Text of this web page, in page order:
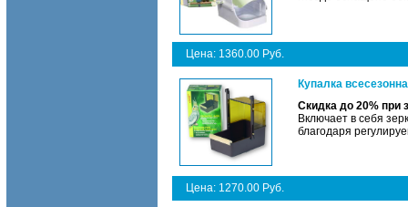
Цена: 1360.00 Руб.
Купалка
Скидка до 20% при
Включает в себя
благодаря
Цена: 1270.00 Руб.